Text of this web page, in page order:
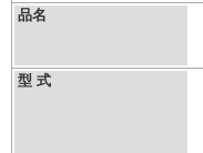
品名
型 式